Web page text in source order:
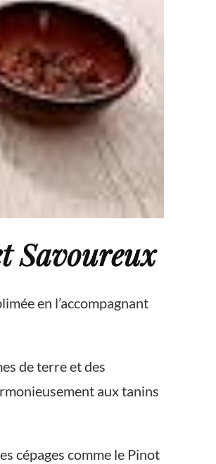
Savoureux
en l’accompagnant
de terre et des
aux tanins
cépages comme le Pinot